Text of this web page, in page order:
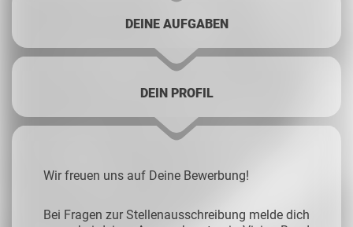
DEINE AUFGABEN
DEIN PROFIL
Wir freuen uns auf Deine Bewerbung!
Bei Fragen zur Stellenausschreibung melde dich